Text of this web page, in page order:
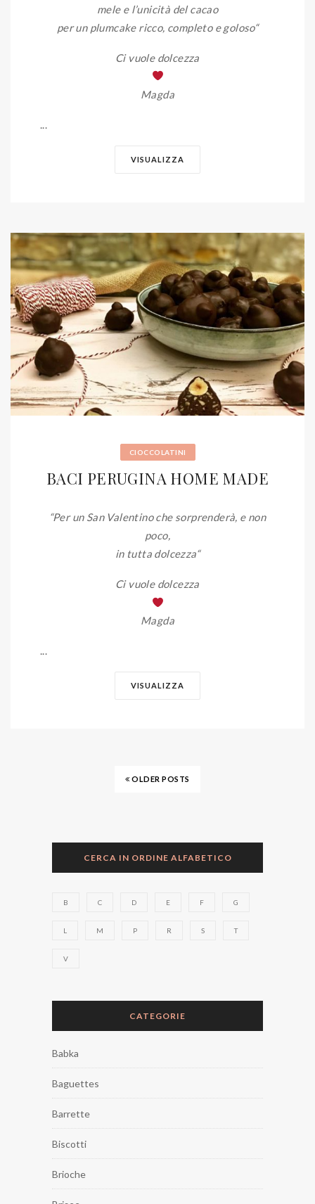
mele e l’unicità del cacao
per un plumcake ricco, completo e goloso“
Ci vuole dolcezza
Magda
...
VISUALIZZA
CIOCCOLATINI
BACI PERUGINA HOME MADE
“Per un San Valentino che sorprenderà, e non
poco,
in tutta dolcezza“
Ci vuole dolcezza
Magda
...
VISUALIZZA
OLDER POSTS
CERCA IN ORDINE ALFABETICO
B C D E F G
L M P R S T
V
CATEGORIE
Babka
Baguettes
Barrette
Biscotti
Brioche